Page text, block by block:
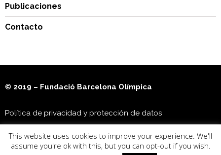
Publicaciones
Contacto
© 2019 – Fundació Barcelona Olímpica
Política de privacidad y protección de datos
Museu Olímpic i de l’Esport Joan Antoni Samaranch
This website uses cookies to improve your experience. We'll
assume you're ok with this, but you can opt-out if you wish.